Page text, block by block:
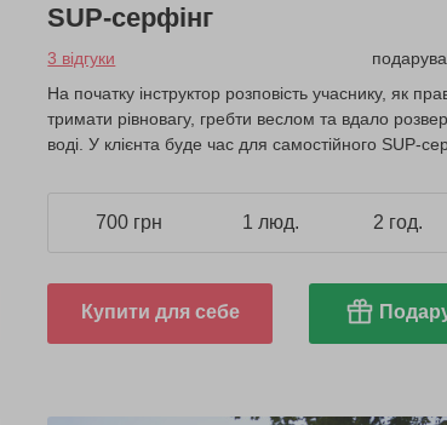
SUP-серфінг
3 відгуки
На початку інструктор розповість учаснику, як
тримати рівновагу, гребти веслом та вдало
воді. У клієнта буде час для самостійного SUP-
700 грн 1 люд. 2 год.
Купити для себе